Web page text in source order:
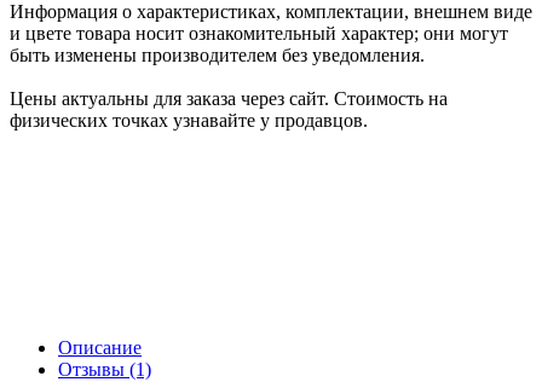
Информация о характеристиках, комплектации, внешнем виде
и цвете товара носит ознакомительный характер; они могут
быть изменены производителем без уведомления.
Цены актуальны для заказа через сайт. Стоимость на
физических точках узнавайте у продавцов.
Описание
Отзывы (1)